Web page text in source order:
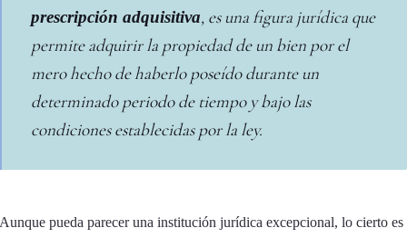
prescripción adquisitiva, es una figura jurídica que
permite adquirir la propiedad de un bien por el
mero hecho de haberlo poseído durante un
determinado periodo de tiempo y bajo las
condiciones establecidas por la ley.
pueda parecer una institución jurídica excepcional, lo cierto es